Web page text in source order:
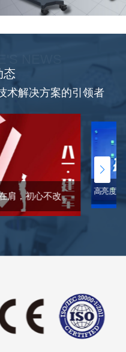
态
术解决方案的引领者
肩，初心不改。